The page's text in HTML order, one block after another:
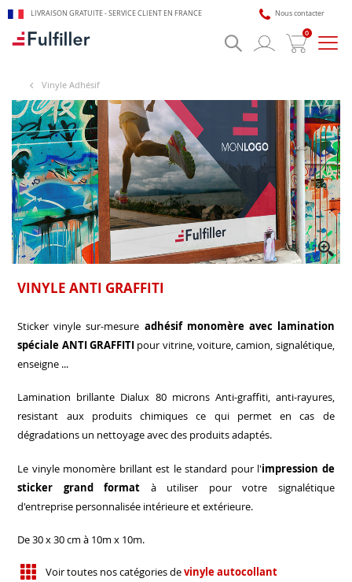
LIVRAISON GRATUITE - SERVICE CLIENT EN FRANCE Nous contacter
0
Vinyle Adhésif
VINYLE ANTI GRAFFITI
Sticker vinyle sur-mesure adhésif monomère avec lamination
spéciale ANTI GRAFFITI pour vitrine, voiture, camion, signalétique,
enseigne ...
Lamination brillante Dialux 80 microns Anti-graffiti, anti-rayures,
resistant aux produits chimiques ce qui permet en cas de
dégradations un nettoyage avec des produits adaptés.
Le vinyle monomère brillant est le standard pour l'impression de
sticker grand format à utiliser pour votre signalétique
d'entreprise personnalisée intérieure et extérieure.
De 30 x 30 cm à 10m x 10m.
Voir toutes nos catégories devinyle autocollant
IA + équipe disponible 24/7